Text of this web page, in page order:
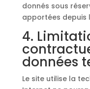
donnés sous
apportées depuis
4.
données
Le site utilise la